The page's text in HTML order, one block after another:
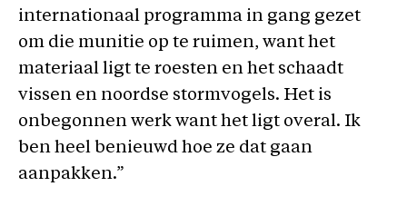
internationaal programma in gang gezet
om die munitie op te ruimen, want het
materiaal ligt te roesten en het schaadt
vissen en noordse stormvogels. Het is
onbegonnen werk want het ligt overal. Ik
ben heel benieuwd hoe ze dat gaan
aanpakken.”